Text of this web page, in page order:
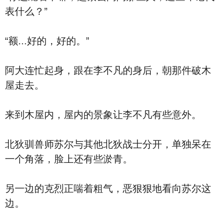
表什么？”
“额...好的，好的。”
阿大连忙起身，跟在李不凡的身后，朝那件破木
屋走去。
来到木屋内，屋内的景象让李不凡有些意外。
北狄驯兽师苏尔与其他北狄战士分开，单独呆在
一个角落，脸上还有些淤青。
另一边的克烈正喘着粗气，恶狠狠地看向苏尔这
边。